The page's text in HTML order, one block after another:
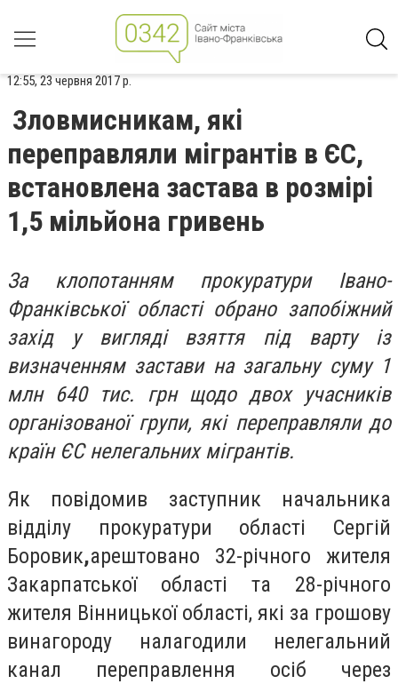
12:55, 23 червня 2017 р.
Зловмисникам, які
переправляли мігрантів в ЄС,
встановлена застава в розмірі
1,5 мільйона гривень
За клопотанням прокуратури Івано-
Франківської області обрано запобіжний
захід у вигляді взяття під варту із
визначенням застави на загальну суму 1
млн 640 тис. грн щодо двох учасників
організованої групи, які переправляли до
країн ЄС нелегальних мігрантів.
Як повідомив заступник начальника
відділу прокуратури області Сергій
Боровик,арештовано 32-річного жителя
Закарпатської області та 28-річного
жителя Вінницької області, які за грошову
винагороду налагодили нелегальний
канал переправлення осіб через